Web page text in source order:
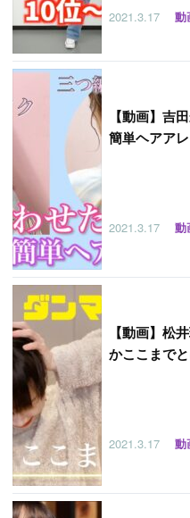
2021.3.17 動
【動画】吉
簡単ヘアアレ
2021.3.17 動
【動画】松
かここまで
2021.3.17 動